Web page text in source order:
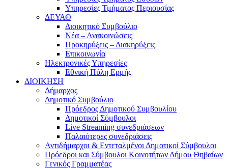
Υπηρεσίες Τμήματος Περιουσίας
ΔΕΥΑΘ
Διοικητικό Συμβούλιο
Νέα – Ανακοινώσεις
Προκηρύξεις – Διακηρύξεις
Επικοινωνία
Ηλεκτρονικές Υπηρεσίες
Εθνική Πύλη Ερμής
ΔΙΟΙΚΗΣΗ
Δήμαρχος
Δημοτικό Συμβούλιο
Πρόεδρος Δημοτικού Συμβουλίου
Δημοτικοί Σύμβουλοι
Live Streaming συνεδριάσεων
Παλαιότερες συνεδριάσεις
Αντιδήμαρχοι & Εντεταλμένοι Δημοτικοί Σύμβουλοι
Πρόεδροι και Σύμβουλοι Κοινοτήτων Δήμου Θηβαίων
Γενικός Γραμματέας